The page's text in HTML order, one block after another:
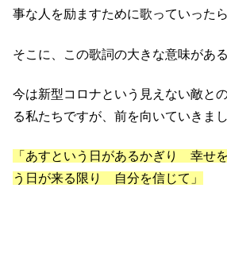
事な人を励ますために歌っていった
そこに、この歌詞の大きな意味があ
今は新型コロナという見えない敵と
る私たちですが、前を向いていきまし
「あすという日があるかぎり 幸せ
う日が来る限り 自分を信じて」